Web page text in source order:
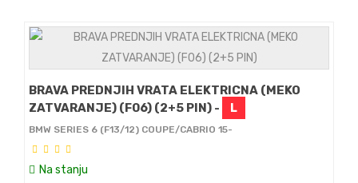
BRAVA PREDNJIH VRATA ELEKTRICNA (MEKO
ZATVARANJE) (F06) (2+5 PIN) -
L
BMW SERIES 6 (F13/12) COUPE/CABRIO 15-
Na stanju